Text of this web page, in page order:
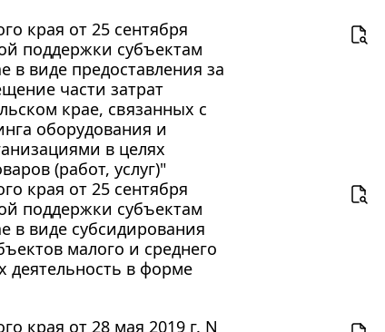
края от 25 сентября
поддержки субъектам
в виде предоставления за
части затрат
крае, связанных с
оборудования и
в целях
(работ, услуг)"
края от 25 сентября
поддержки субъектам
в виде субсидирования
малого и среднего
деятельность в форме
края от 28 мая 2019 г. N